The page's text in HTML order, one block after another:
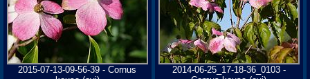
2015-07-13-09-56-39 - Cornus
2014-06-25_17-18-36_0103 -